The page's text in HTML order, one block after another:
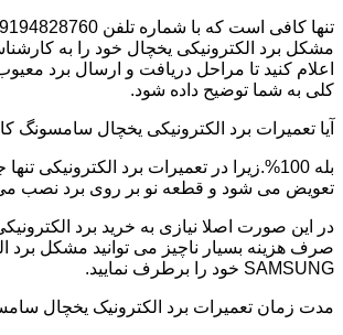
مشکل برد الکترونیکی یخچال خود را به
اعلام کنید تا مراحل دریافت و ارسال برد
کلی به شما توضیح داده شود.
آیا تعمیرات برد الکترونیکی یخچال سامسونگ
بله 100%.زیرا در تعمیرات برد الکترونیکی
تعویض می شود و قطعه نو بر روی برد نصب
در این صورت اصلا نیازی به خرید برد
صرف هزینه بسیار ناچیز می توانید مشکل برد
SAMSUNG خود را برطرف نمایید.
مدت زمان تعمیرات برد الکترونیک یخچال